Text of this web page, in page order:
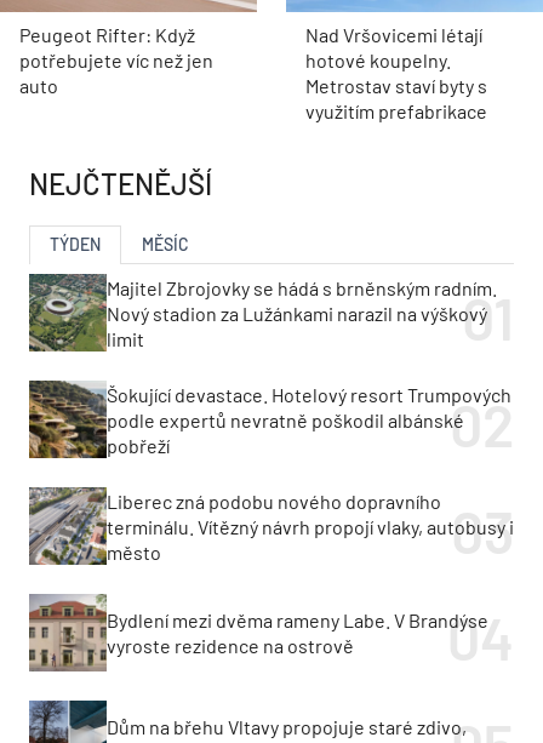
Peugeot Rifter: Když
potřebujete víc než jen
auto
Nad Vršovicemi létají
hotové koupelny.
Metrostav staví byty s
využitím prefabrikace
NEJČTENĚJŠÍ
TÝDEN MĚSÍC
Majitel Zbrojovky se hádá s brněnským radním.
Nový stadion za Lužánkami narazil na výškový
limit
Šokující devastace. Hotelový resort Trumpových
podle expertů nevratně poškodil albánské
pobřeží
Liberec zná podobu nového dopravního
terminálu. Vítězný návrh propojí vlaky, autobusy i
město
Bydlení mezi dvěma rameny Labe. V Brandýse
vyroste rezidence na ostrově
Dům na břehu Vltavy propojuje staré zdivo,